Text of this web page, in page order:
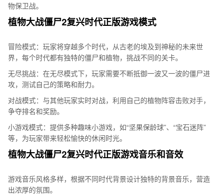
物保卫战。
植物大战僵尸2复兴时代正版游戏模式
冒险模式：玩家将穿越多个时代，从古老的埃及到神秘的未来世
界，每个时代都有独特的僵尸和植物，挑战不同的关卡。
无尽挑战：在无尽模式下，玩家需要不断抵御一波又一波的僵尸进
攻，测试自己的策略和耐力。
对战模式：与其他玩家实时对战，利用自己的植物阵容击败对手，
争夺排名和奖励。
小游戏模式：提供多种趣味小游戏，如“坚果保龄球”、“宝石迷阵”
等，为玩家带来轻松愉快的休闲时光。
植物大战僵尸2复兴时代正版游戏音乐和音效
游戏音乐风格多样，根据不同时代背景设计独特的背景音乐，营造
出浓厚的氛围。